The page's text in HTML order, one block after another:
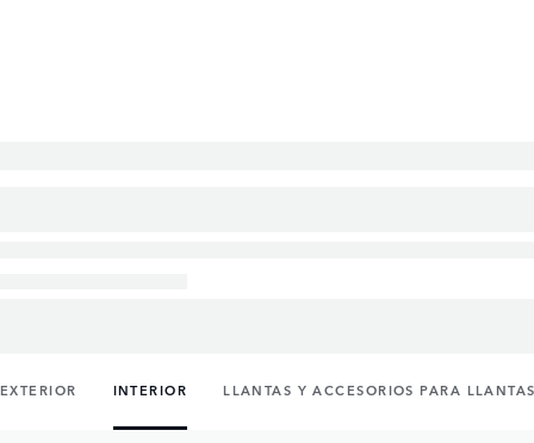
EXTERIOR INTERIOR LLANTAS Y ACCESORIOS PARA